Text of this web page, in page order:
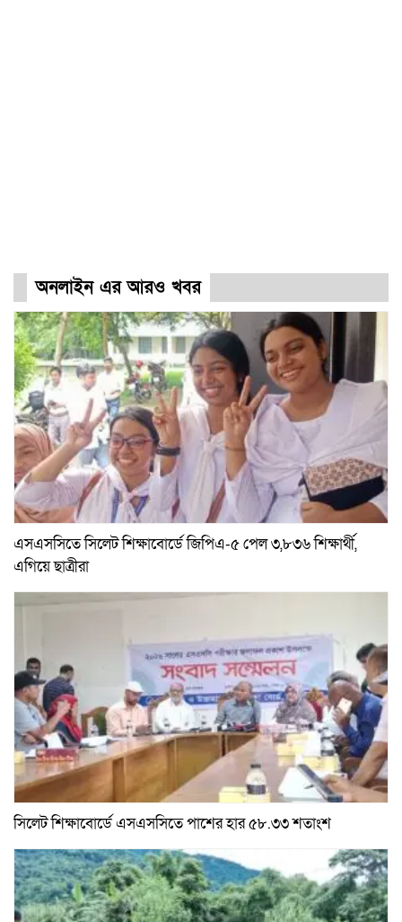
অনলাইন এর আরও খবর
এসএসসিতে সিলেট শিক্ষাবোর্ডে জিপিএ-৫ পেল ৩,৮৩৬ শিক্ষার্থী,
এগিয়ে ছাত্রীরা
সিলেট শিক্ষাবোর্ডে এসএসসিতে পাশের হার ৫৮.৩৩ শতাংশ